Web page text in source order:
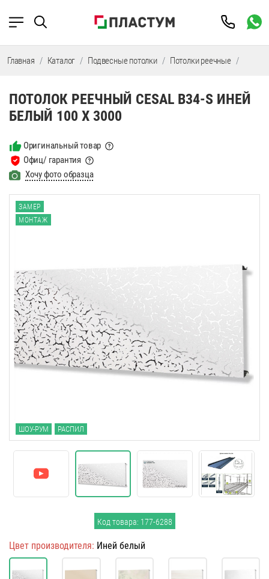
Главная Каталог Подвесные потолки Потолки реечные
ПОТОЛОК РЕЕЧНЫЙ CESAL B34-S ИНЕЙ
БЕЛЫЙ 100 Х 3000
Оригинальный товар
Офиц/ гарантия
Хочу фото образца
ЗАМЕР
МОНТАЖ
ШОУ-РУМ РАСПИЛ
Код товара: 177-6288
Цвет производителя: Иней белый